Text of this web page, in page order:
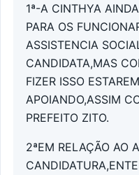
1ª-A CINTHYA
PARA OS
ASSISTENCIA
CANDIDATA,MAS
FIZER ISSO
APOIANDO,ASSIM
PREFEITO ZITO.
2ªEM RELAÇÃO AO